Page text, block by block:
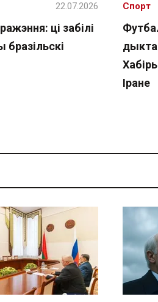
ці забілі
бразільскі
22.07.2026
Іране
Спорт